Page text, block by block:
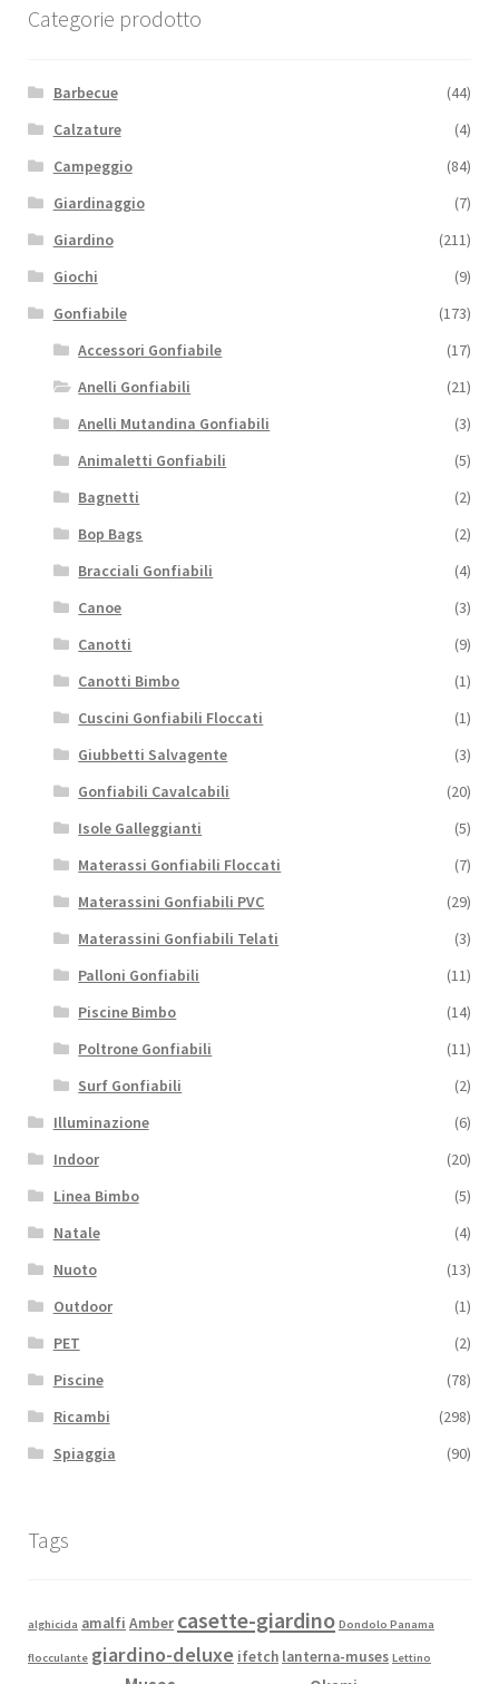
Categorie prodotto
Barbecue
(44)
Calzature
(4)
Campeggio
(84)
Giardinaggio
(7)
Giardino
(211)
Giochi
(9)
Gonfiabile
(173)
Accessori Gonfiabile
(17)
Anelli Gonfiabili
(21)
Anelli Mutandina Gonfiabili
(3)
Animaletti Gonfiabili
(5)
Bagnetti
(2)
Bop Bags
(2)
Bracciali Gonfiabili
(4)
Canoe
(3)
Canotti
(9)
Canotti Bimbo
(1)
Cuscini Gonfiabili Floccati
(1)
Giubbetti Salvagente
(3)
Gonfiabili Cavalcabili
(20)
Isole Galleggianti
(5)
Materassi Gonfiabili Floccati
(7)
Materassini Gonfiabili PVC
(29)
Materassini Gonfiabili Telati
(3)
Palloni Gonfiabili
(11)
Piscine Bimbo
(14)
Poltrone Gonfiabili
(11)
Surf Gonfiabili
(2)
Illuminazione
(6)
Indoor
(20)
Linea Bimbo
(5)
Natale
(4)
Nuoto
(13)
Outdoor
(1)
PET
(2)
Piscine
(78)
Ricambi
(298)
Spiaggia
(90)
Tags
alghicida amalfi Amber casette-giardino Dondolo Panama
flocculante giardino-deluxe ifetch lanterna-muses Lettino